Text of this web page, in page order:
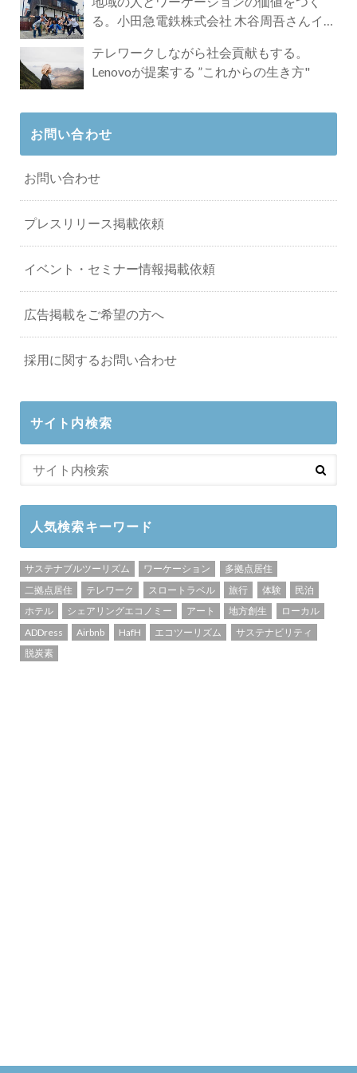
る。小田急電鉄株式会社 木谷周吾さんイン
テレワークしながら社会貢献もする。
Lenovoが提案する ”これからの生き方"
お問い合わせ
お問い合わせ
プレスリリース掲載依頼
イベント・セミナー情報掲載依頼
広告掲載をご希望の方へ
採用に関するお問い合わせ
サイト内検索
人気検索キーワード
サステナブルツーリズム ワーケーション
多拠点居住
二拠点居住
テレワーク スロートラベル 旅行 体験
民泊
ホテル
シェアリングエコノミー アート 地方創生
ローカル
ADDress
Airbnb HafH エコツーリズム
サステナビリティ
脱炭素